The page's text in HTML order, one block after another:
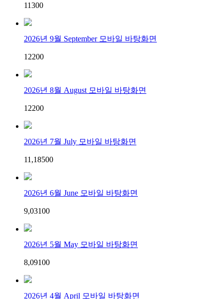
11300
2026년 9월 September 모바일 바탕화면
12200
2026년 8월 August 모바일 바탕화면
12200
2026년 7월 July 모바일 바탕화면
11,18500
2026년 6월 June 모바일 바탕화면
9,03100
2026년 5월 May 모바일 바탕화면
8,09100
2026년 4월 April 모바일 바탕화면